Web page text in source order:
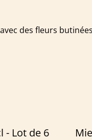
des fleurs
- Lot de 6